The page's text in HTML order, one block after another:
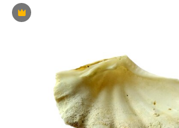
พรีเมี่ยม